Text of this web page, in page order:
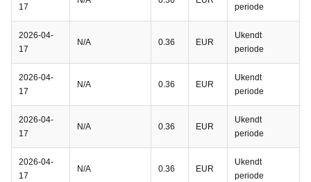
17
periode
2026-04-
17
N/A 0.36 EUR
Ukendt
periode
2026-04-
17
N/A 0.36 EUR
Ukendt
periode
2026-04-
17
N/A 0.36 EUR
Ukendt
periode
2026-04-
17
N/A 0.36 EUR
Ukendt
periode